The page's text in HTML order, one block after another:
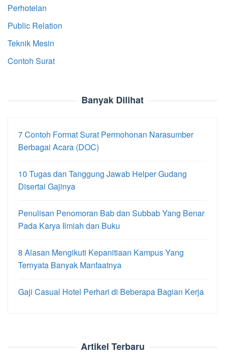
Perhotelan
Public Relation
Teknik Mesin
Contoh Surat
Banyak Dilihat
7 Contoh Format Surat Permohonan Narasumber
Berbagai Acara (DOC)
10 Tugas dan Tanggung Jawab Helper Gudang
Disertai Gajinya
Penulisan Penomoran Bab dan Subbab Yang Benar
Pada Karya Ilmiah dan Buku
8 Alasan Mengikuti Kepanitiaan Kampus Yang
Ternyata Banyak Manfaatnya
Gaji Casual Hotel Perhari di Beberapa Bagian Kerja
Artikel Terbaru